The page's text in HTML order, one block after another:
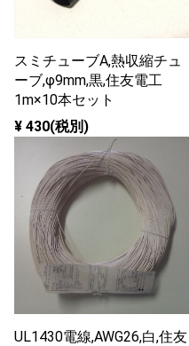
スミチューブA,熱収縮チュ
ーブ,φ9mm,黒,住友電工
1m×10本セット
¥ 430(税別)
UL1430電線,AWG26,白,住友